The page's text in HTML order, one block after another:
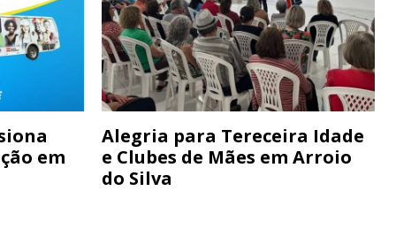
em
Alegria para Tereceira Idade
e Clubes de Mães em Arroio
do Silva